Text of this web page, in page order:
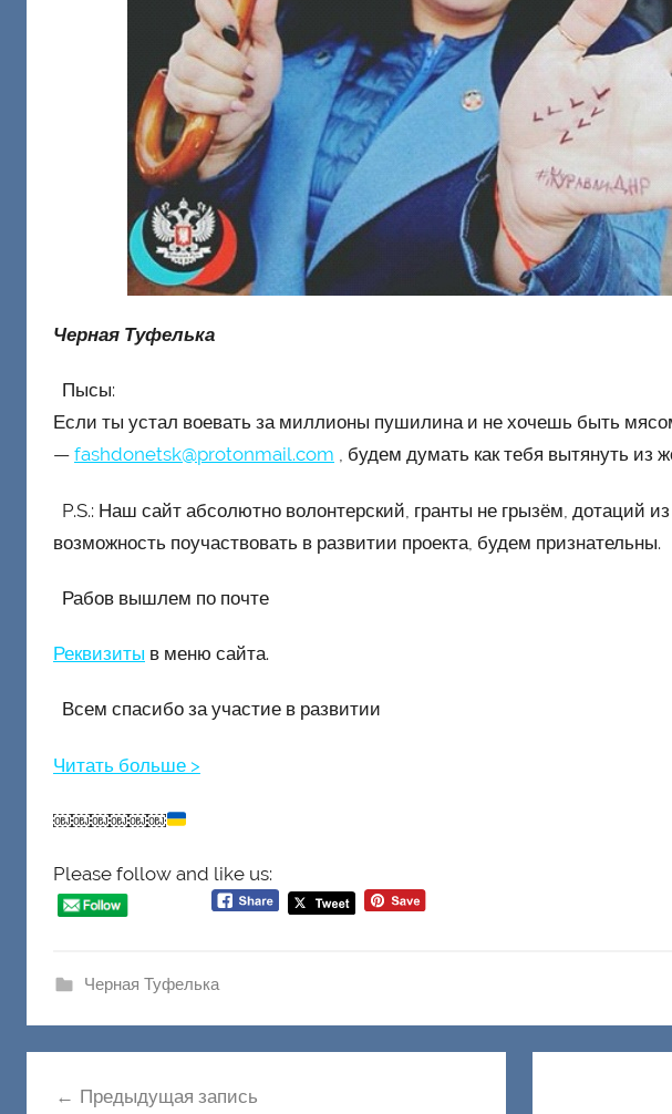
Черная Туфелька
Пысы:
Если ты устал воевать за миллионы пушилина и не хочешь быть
— fashdonetsk@protonmail.com , будем думать как тебя вытянуть из
P.S.: Наш сайт абсолютно волонтерский, гранты не грызём, дотаций
возможность поучаствовать в развитии проекта, будем признательны.
Рабов вышлем по почте
Реквизиты в меню сайта.
Всем спасибо за участие в развитии
Читать больше >
￼￼￼￼￼￼
Please follow and like us:
Черная Туфелька
Предыдущая запись